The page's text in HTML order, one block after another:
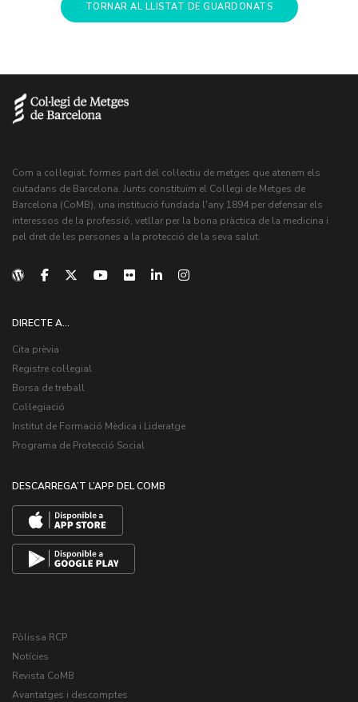
TORNAR AL LLISTAT DE GUARDONATS
Com a col·legiat, formes part del col·lectiu de metges que atenem els
ciutadans de Barcelona. Junts constituïm el Col·legi de Metges de
Barcelona (CoMB), una institució fundada l'any 1894 per defensar els
interessos de la professió, vetllar per la bona pràctica de la medicina i
pel dret de les persones a la protecció de la seva salut.
DIRECTE A...
Cita prèvia
Registre col·legial
Borsa de treball
Col·legiació
Institut de Formació Mèdica i Lideratge
Programa de Protecció Social
DESCARREGA’T L’APP DEL COMB
Pòlissa RCP
Notícies
Revista CoMB
Avantatges i descomptes